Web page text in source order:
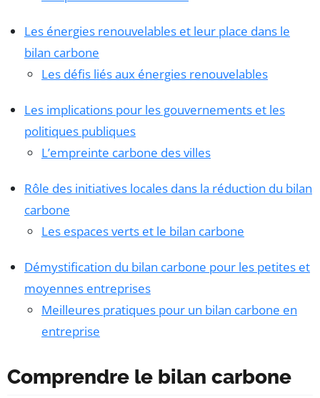
Les énergies renouvelables et leur place dans le
bilan carbone
Les défis liés aux énergies renouvelables
Les implications pour les gouvernements et les
politiques publiques
L’empreinte carbone des villes
Rôle des initiatives locales dans la réduction du bilan
carbone
Les espaces verts et le bilan carbone
Démystification du bilan carbone pour les petites et
moyennes entreprises
Meilleures pratiques pour un bilan carbone en
entreprise
Comprendre le bilan carbone